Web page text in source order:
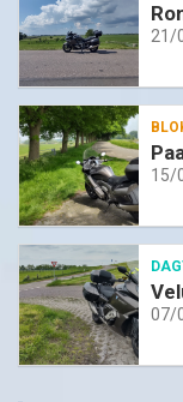
21/
15/
07/